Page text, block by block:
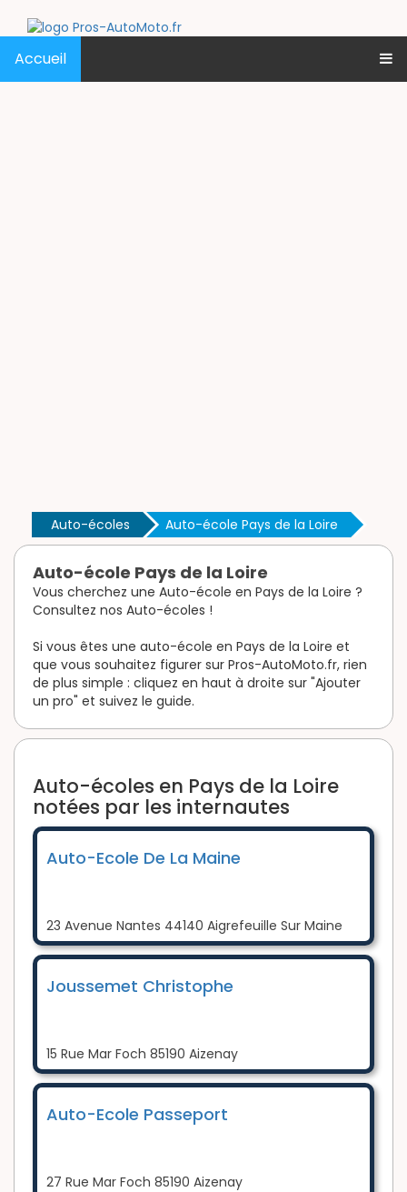
Accueil
Auto-écoles Auto-école Pays de la Loire
Auto-école Pays de la Loire
Vous cherchez une Auto-école en Pays de la Loire ?
Consultez nos Auto-écoles !
Si vous êtes une auto-école en Pays de la Loire et
que vous souhaitez figurer sur Pros-AutoMoto.fr, rien
de plus simple : cliquez en haut à droite sur "Ajouter
un pro" et suivez le guide.
Auto-écoles en Pays de la Loire
notées par les internautes
Auto-Ecole De La Maine
23 Avenue Nantes 44140 Aigrefeuille Sur Maine
Joussemet Christophe
15 Rue Mar Foch 85190 Aizenay
Auto-Ecole Passeport
27 Rue Mar Foch 85190 Aizenay